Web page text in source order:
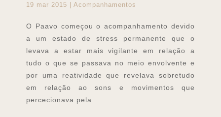
19 mar 2015 | Acompanhamentos
O Paavo começou o acompanhamento devido
a um estado de stress permanente que o
levava a estar mais vigilante em relação a
tudo o que se passava no meio envolvente e
por uma reatividade que revelava sobretudo
em relação ao sons e movimentos que
percecionava pela...